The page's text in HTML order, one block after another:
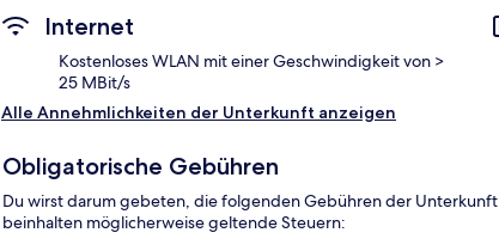
Internet
Kostenloses WLAN mit einer Geschwindigkeit von >
25 MBit/s
Alle Annehmlichkeiten der Unterkunft anzeigen
Obligatorische Gebühren
Du wirst darum gebeten, die folgenden Gebühren der
beinhalten möglicherweise geltende Steuern: